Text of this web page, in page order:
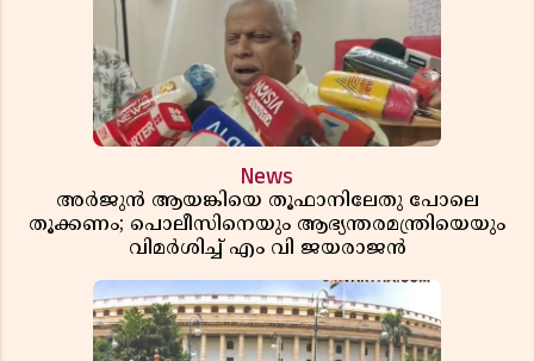
News
അർജുൻ ആയങ്കിയെ തൂഫാനിലേതു പോലെ
തൂക്കണം; പൊലീസിനെയും ആഭ്യന്തരമന്ത്രിയെയും
വിമർശിച്ച് എം വി ജയരാജൻ